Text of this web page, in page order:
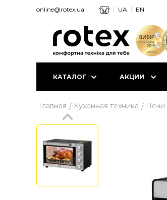
online@rotex.ua UA EN
КАТАЛОГ АКЦИИ
Главная Кухонная техника Печи